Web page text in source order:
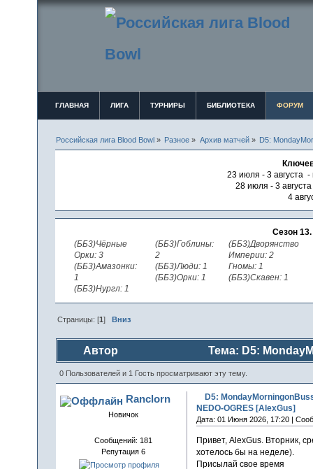
ГЛАВНАЯ ЛИГА ТУРНИРЫ БИБЛИОТЕКА ФОРУМ
Российская лига Blood Bowl » Разное » Архив матчей» D5:
23 июля - 3 августа -
28 июля - 3
4
Сезон 13.
(ББ3)Чёрные
Орки: 3
(ББ3)Амазонки:
1
(ББ3)Нургл: 1
(ББ3)Гоблины:
2
(ББ3)Люди: 1
(ББ3)Орки: 1
(ББ3)Дворянство
Империи: 2
Гномы: 1
(ББ3)Скавен: 1
Страницы: [1]Вниз
Автор
Тема: D5:
[AlexGus] (Прочитано 187 раз)
0 Пользователей и 1 Гость просматривают эту тему.
Ranclorn
Новичок
Сообщений: 181
Репутация 6
D5:
NEDO-OGRES [AlexGus]
Дата: 01 Июня 2026, 17:20 |
Привет, AlexGus. Вторник,
хотелось бы на неделе).
Присылай свое время